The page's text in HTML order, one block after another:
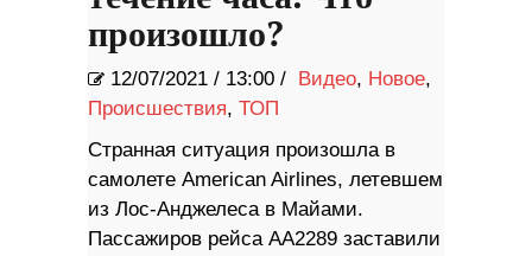
произошло?
12/07/2021 / 13:00 / Видео, Новое,
Происшествия, ТОП
Странная ситуация произошла в
самолете American Airlines, летевшем
из Лос-Анджелеса в Майами.
Пассажиров рейса AA2289 заставили